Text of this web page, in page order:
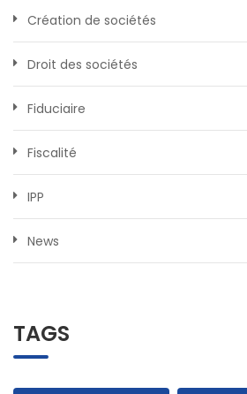
Création de sociétés
Droit des sociétés
Fiduciaire
Fiscalité
IPP
News
TAGS